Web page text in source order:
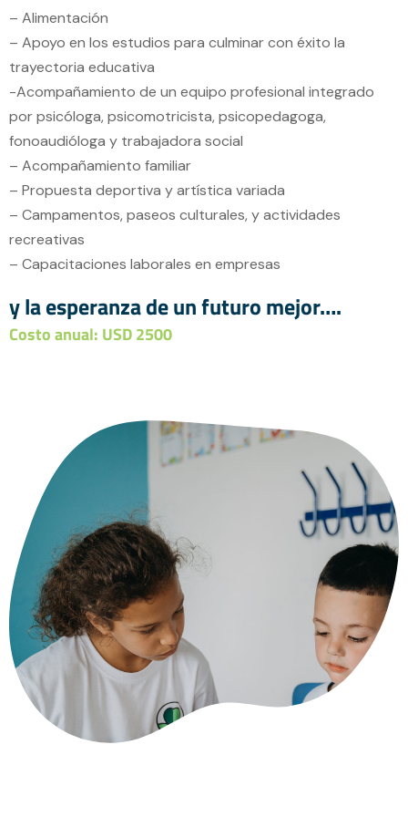
– Alimentación
– Apoyo en los estudios para culminar con éxito la
trayectoria educativa
-Acompañamiento de un equipo profesional integrado
por psicóloga, psicomotricista, psicopedagoga,
fonoaudióloga y trabajadora social
– Acompañamiento familiar
– Propuesta deportiva y artística variada
– Campamentos, paseos culturales, y actividades
recreativas
– Capacitaciones laborales en empresas
y la esperanza de un futuro mejor….
Costo anual: USD 2500